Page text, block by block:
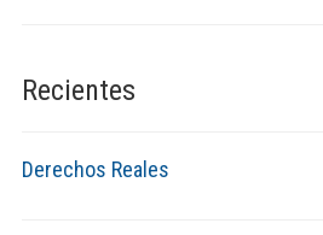
Recientes
Derechos Reales